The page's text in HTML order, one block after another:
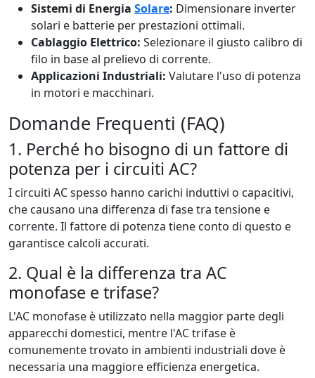
Sistemi di Energia Solare: Dimensionare inverter
solari e batterie per prestazioni ottimali.
Cablaggio Elettrico: Selezionare il giusto calibro di
filo in base al prelievo di corrente.
Applicazioni Industriali: Valutare l'uso di potenza
in motori e macchinari.
Domande Frequenti (FAQ)
1. Perché ho bisogno di un fattore di
potenza per i circuiti AC?
I circuiti AC spesso hanno carichi induttivi o capacitivi,
che causano una differenza di fase tra tensione e
corrente. Il fattore di potenza tiene conto di questo e
garantisce calcoli accurati.
2. Qual è la differenza tra AC
monofase e trifase?
L'AC monofase è utilizzato nella maggior parte degli
apparecchi domestici, mentre l'AC trifase è
comunemente trovato in ambienti industriali dove è
necessaria una maggiore efficienza energetica.